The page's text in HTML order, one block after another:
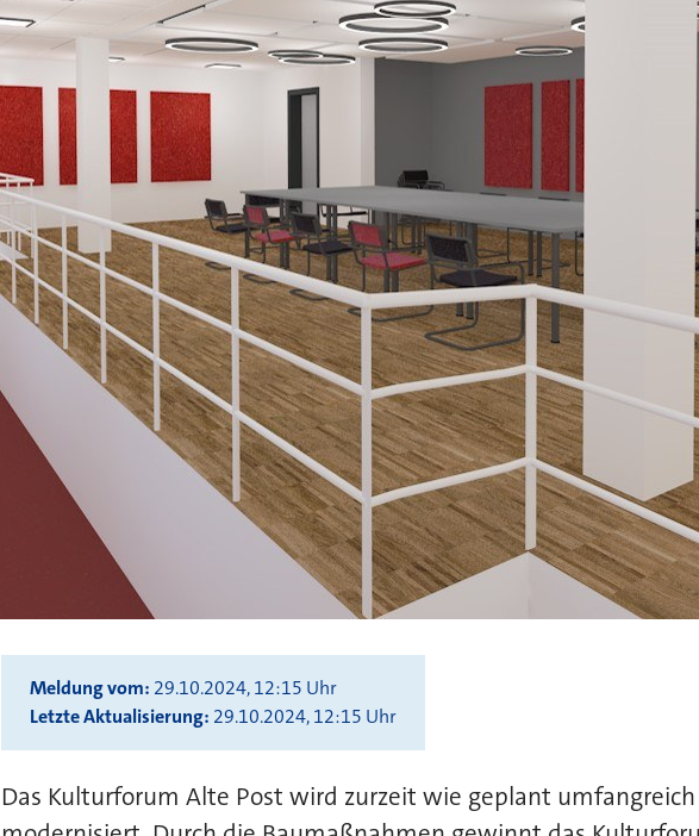
Meldung vom 29.10.2024, 12:15 Uhr
Letzte Aktualisierung 29.10.2024, 12:15 Uhr
Das Kulturforum Alte Post wird zurzeit wie geplant